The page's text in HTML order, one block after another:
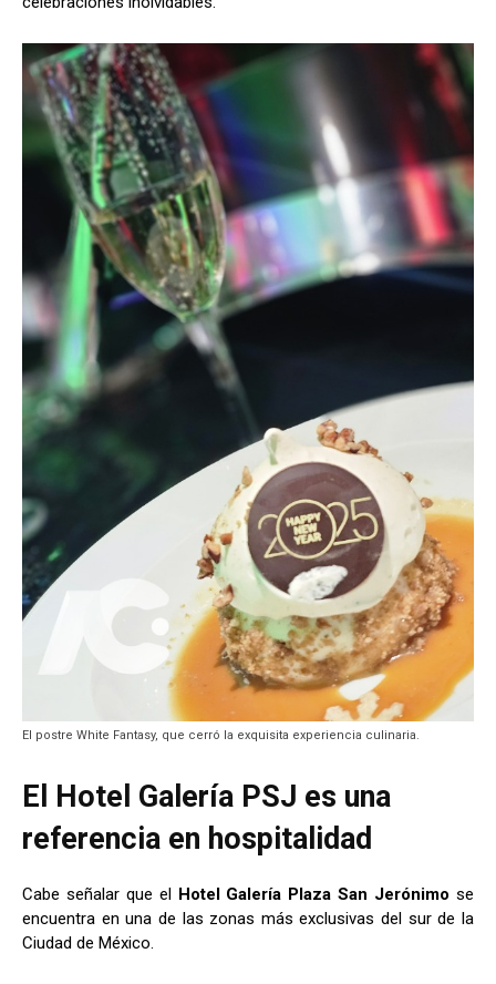
El postre White Fantasy, que cerró la exquisita experiencia culinaria.
El Hotel Galería PSJ es una
referencia en hospitalidad
Cabe señalar que el Hotel Galería Plaza San Jerónimo se
encuentra en una de las zonas más exclusivas del sur de la
Ciudad de México.